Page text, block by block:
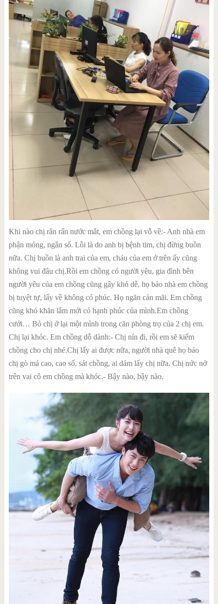
Khi nào chị rân rấn nước mắt, em chồng lại vỗ về:- Anh nhà em
phận mỏng, ngắn số. Lỗi là do anh bị bệnh tim, chị đừng buồn
nữa. Chị buồn là anh trai của em, cháu của em ở trên ấy cũng
không vui đâu chị.Rồi em chồng có người yêu, gia đình bên
người yêu của em chồng cũng gây khó dễ, họ bảo nhà em chồng
bị tuyệt tự, lấy về không có phúc. Họ ngăn cản mãi. Em chồng
cũng khó khăn lắm mới có hạnh phúc của mình.Em chồng
cưới… Bỏ chị ở lại một mình trong căn phòng trọ của 2 chị em.
Chị lại khóc. Em chồng dỗ dành:- Chị nín đi, rồi em sẽ kiếm
chồng cho chị nhé.Chị lấy ai được nữa, người nhà quê họ bảo
chị gò má cao, cao số, sát chồng, ai dám lấy chị nữa. Chị nức nở
trên vai cô em chồng mà khóc.- Bậy nào, bậy nào.